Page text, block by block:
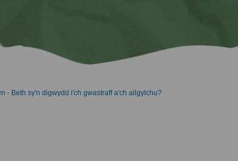
- Beth sy'n digwydd i'ch gwastraff a'ch ailgylchu?